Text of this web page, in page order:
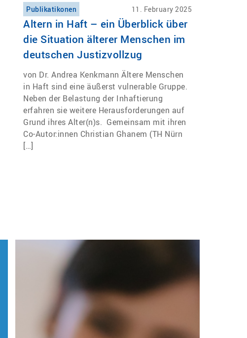
Publikatikonen 11. February 2025
Altern in Haft – ein Überblick über
die Situation älterer Menschen im
deutschen Justizvollzug
von Dr. Andrea Kenkmann Ältere Menschen
in Haft sind eine äußerst vulnerable Gruppe.
Neben der Belastung der Inhaftierung
erfahren sie weitere Herausforderungen auf
Grund ihres Alter(n)s. Gemeinsam mit ihren
Co-Autor:innen Christian Ghanem (TH Nürn
[…]